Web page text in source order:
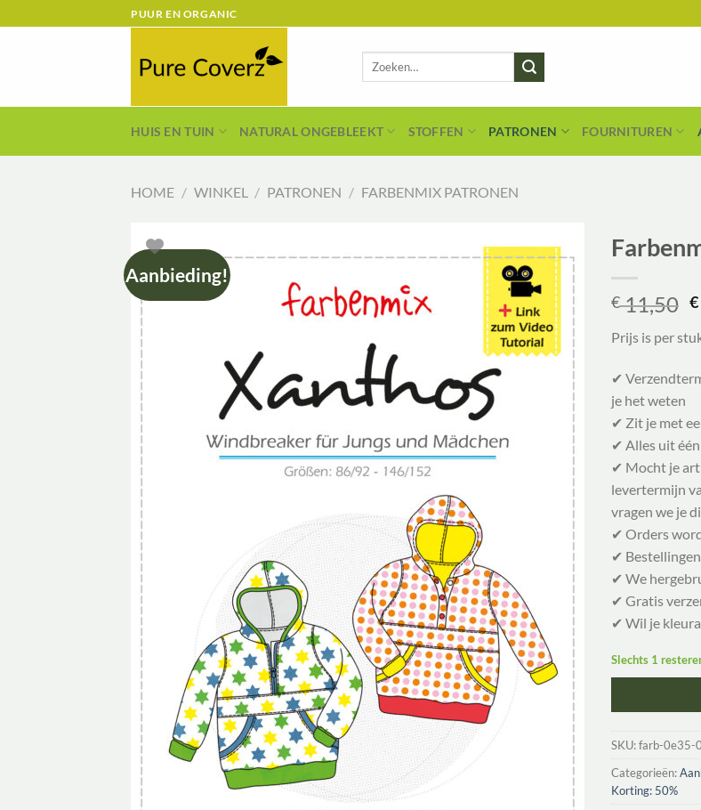
naar
PUUR EN ORGANIC
Zoeken
HUIS EN TUIN NATURAL ONGEBLEEKT STOFFEN PATRONEN FOURNITUREN
HOME / WINKEL / PATRONEN / FARBENMIX PATRONEN
Aanbieding!
€11,50 €
Prijs is per
✔
je het weten
✔ Zit je met
✔ Alles uit
✔ Mocht je
levertermijn
vragen we je
✔ Orders
✔
✔ We
✔ Gratis
✔ Wil je
Slechts 1
SKU:farb-0e35-
Categorieën:
Korting: 50%